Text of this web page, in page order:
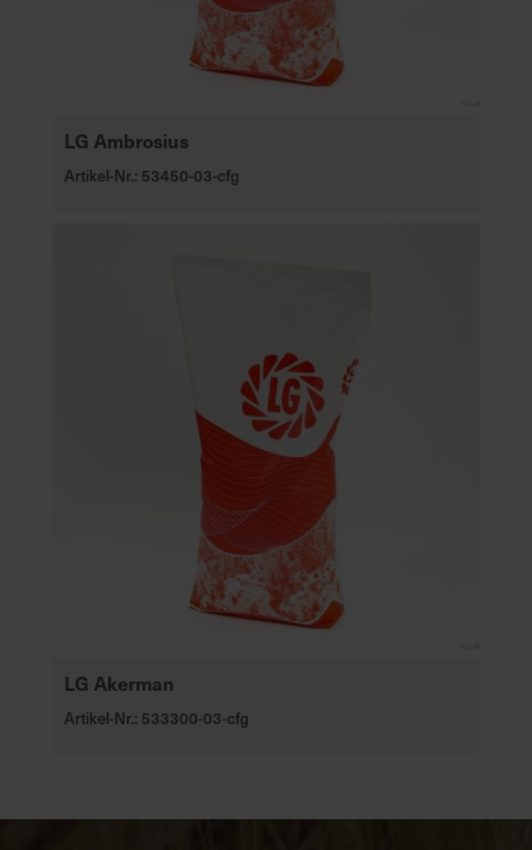
LG Ambrosius
Artikel-Nr.: 53450-03-cfg
LG Akerman
Artikel-Nr.: 533300-03-cfg